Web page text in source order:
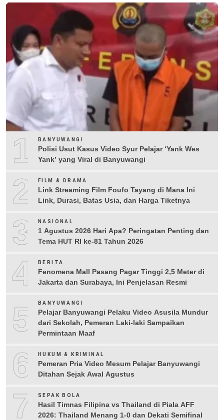
1 BANYUWANGI
Polisi Usut Kasus Video Syur Pelajar ‘Yank Wes
Yank’ yang Viral di Banyuwangi
2 FILM & DRAMA
Link Streaming Film Foufo Tayang di Mana Ini
Link, Durasi, Batas Usia, dan Harga Tiketnya
3 NASIONAL
1 Agustus 2026 Hari Apa? Peringatan Penting dan
Tema HUT RI ke-81 Tahun 2026
4 BERITA
Fenomena Mall Pasang Pagar Tinggi 2,5 Meter di
Jakarta dan Surabaya, Ini Penjelasan Resmi
5 BANYUWANGI
Pelajar Banyuwangi Pelaku Video Asusila Mundur
dari Sekolah, Pemeran Laki-laki Sampaikan
Permintaan Maaf
6 HUKUM & KRIMINAL
Pemeran Pria Video Mesum Pelajar Banyuwangi
Ditahan Sejak Awal Agustus
7 SEPAK BOLA
Hasil Timnas Filipina vs Thailand di Piala AFF
2026: Thailand Menang 1-0 dan Dekati Semifinal